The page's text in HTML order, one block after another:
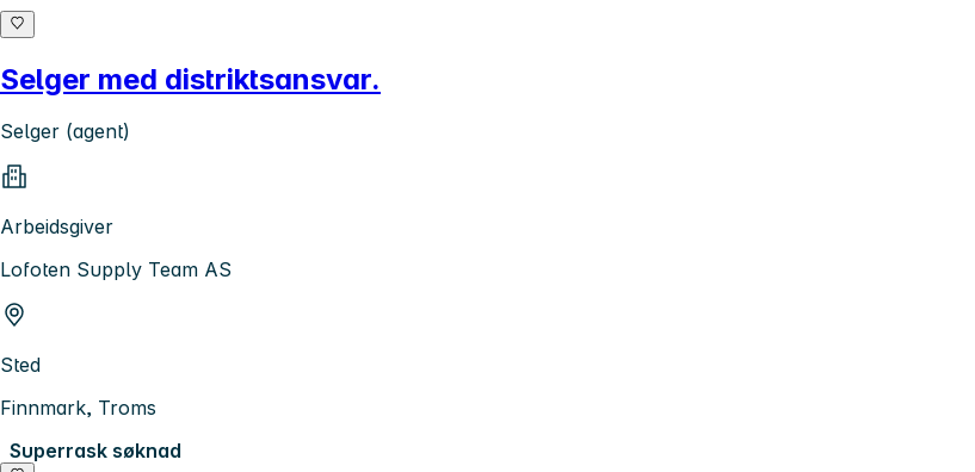
Selger med distriktsansvar.
Selger (agent)
Arbeidsgiver
Lofoten Supply Team AS
Sted
Finnmark, Troms
Superrask søknad